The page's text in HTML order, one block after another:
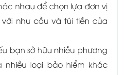
nhau để chọn lựa đơn vị
nhu cầu và túi tiền của
bạn sở hữu nhiều phương
nhiều loại bảo hiểm khác